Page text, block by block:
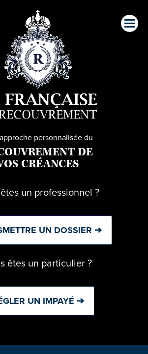
personnalisée du
DE
CRÉANCES
un professionnel ?
UN DOSSIER ➔
êtes un particulier ?
UN IMPAYÉ ➔